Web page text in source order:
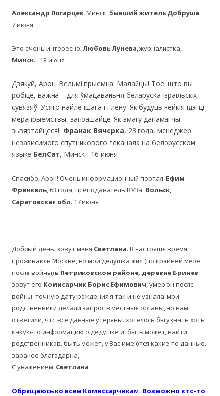
Александр Погарцев, Минск, бывший житель Добруша.
7 июня
Это очень интересно. Любовь Лунева, журналистка,
Минск. 13 июня
Дзякуй, Арон. Вельмі прыемна. Малайцы! Тое, што вы
робіце, важна – для ўмацаваньня беларуска-ізраільскіх
сувязяў. Усяго найлепшага і плёну. Як будуць нейкія ідэі ці
мерапрыемствы, запрашайце. Як змагу дапамагчы –
зьвяртайцеся! Франак Вячорка, 23 года, менеджер
независимого спутникового теканала на белорусском
языке БелСат, Минск 16 июня
Спасибо, Арон! Очень информационный портал. Ефим
Френкель, 63 года, преподаватель ВУЗа, Вольск,
Саратовская обл. 17 июня
Добрый день, зовут меня Светлана. В настояще время
проживаю в Москве, но мой дедушка жил (по крайней мере
после войны) в Петриковском районе, деревне Бринев.
зовут его Комисарчик Борис Ефимович, умер он после
войны. точную дату рождения я так и не узнала. мои
родственники делали запрос в местные органы, но нам
ответили, что все данные утеряны. хотелось бы узнать хоть
какую-то информацию о дедушке и, быть может, найти
родственников. быть может, у Вас имеются какие-то данные.
заранее благодарна,
С уважением, Светлана
Обращаюсь ко всем Комиссарчикам. Возможно кто-то